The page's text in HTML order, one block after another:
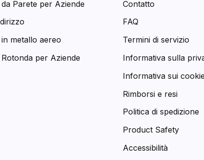
Parete per Aziende
metallo aereo
per Aziende
Contatto
FAQ
Termini di servizio
Informativa sulla
Informativa sui
Rimborsi e resi
Politica di spedizione
Product Safety
Accessibilità